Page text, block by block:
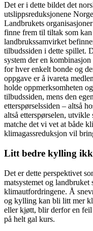
Det er i dette bildet det
utslippsreduksjonene
Landbrukets
finne frem til tiltak som
landbrukssamvirket
tilbudssiden i dette spillet.
system der en
for hver enkelt bonde og
oppgave er å ivareta
holde oppmerksomheten
tilbudssiden, mens den
etterspørselssiden – altså
altså etterspørselen,
matche det vi vet at både
klimagassreduksjon vil
Litt bedre kylling
Det er dette perspektivet
matsystemet og
klimautfordringene. Å
og kylling kan bli litt mer
eller kjøtt, blir derfor en feil
på helt gal kurs.